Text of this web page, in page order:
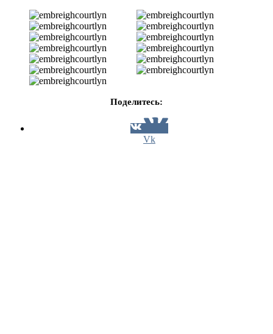
Поделитесь:
Vk